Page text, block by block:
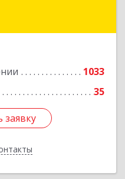
1033
35
Кашгарская 58-2